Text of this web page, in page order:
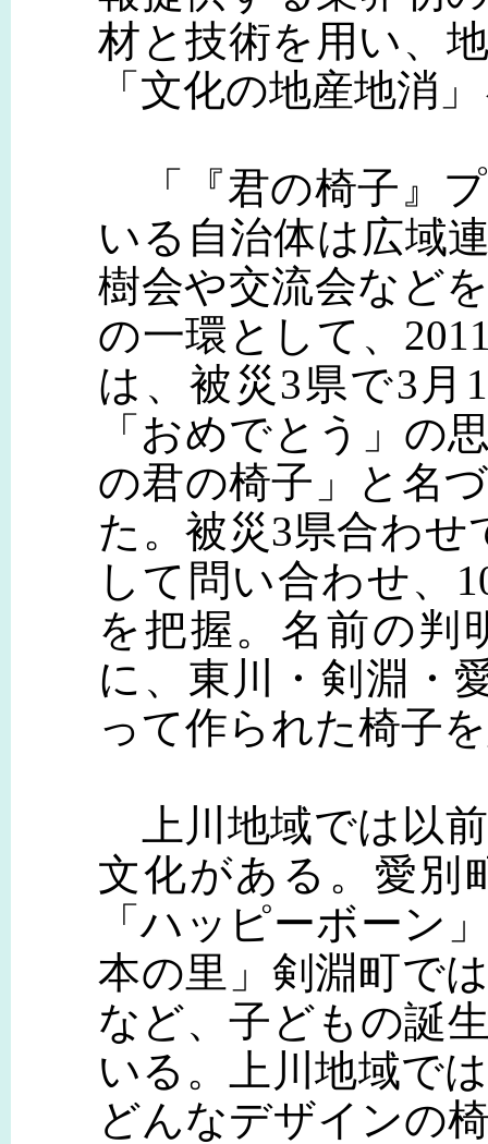
材と技術を用い、
「文化の地産地消
「『君の椅子』
いる自治体は広域
樹会や交流会など
の一環として、
は、被災3県で3月
「おめでとう」の
の君の椅子」と名
た。被災3県合わせ
して問い合わせ、
を把握。名前の判
に、東川・剣淵・
って作られた椅子
上川地域では以
文化がある。愛別
「ハッピーボーン
本の里」剣淵町で
など、子どもの誕
いる。上川地域で
どんなデザインの